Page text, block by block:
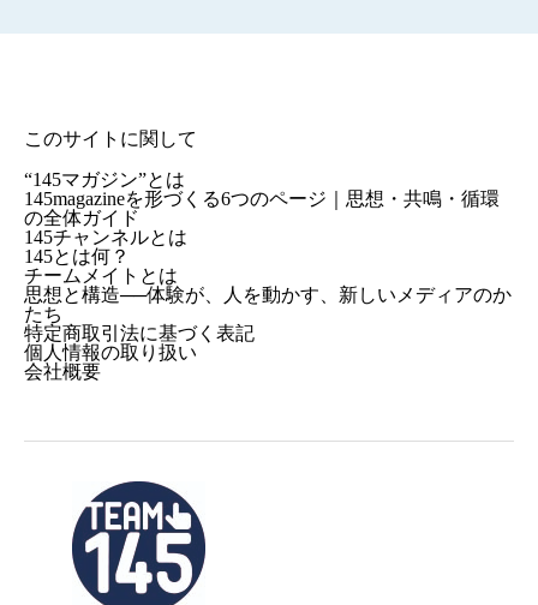
このサイトに関して
“145マガジン”とは
145magazineを形づくる6つのページ｜思想・共鳴・循環
の全体ガイド
145チャンネルとは
145とは何？
チームメイトとは
思想と構造──体験が、人を動かす、新しいメディアのか
たち
特定商取引法に基づく表記
個人情報の取り扱い
会社概要